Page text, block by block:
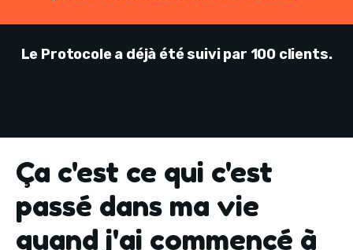
Le Protocole a déjà été suivi par 100 clients.
Ça c'est ce qui c'est
passé dans ma vie
quand j'ai commencé à